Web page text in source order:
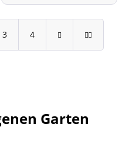
3 4
Garten